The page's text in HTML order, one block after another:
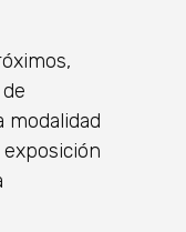
modalidad